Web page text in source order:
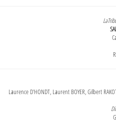
Laurence D'HONDT, Laurent BOYER, Gilbert